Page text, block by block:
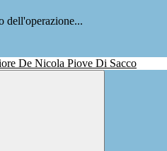
dell'operazione...